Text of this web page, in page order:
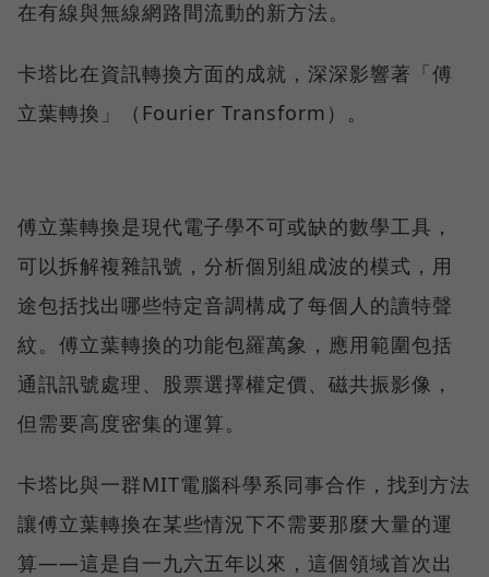
在有線與無線網路間流動的新方法。
卡塔比在資訊轉換方面的成就，深深影響著「傅
立葉轉換」（Fourier Transform）。
傅立葉轉換是現代電子學不可或缺的數學工具，
可以拆解複雜訊號，分析個別組成波的模式，用
途包括找出哪些特定音調構成了每個人的讀特聲
紋。傅立葉轉換的功能包羅萬象，應用範圍包括
通訊訊號處理、股票選擇權定價、磁共振影像，
但需要高度密集的運算。
卡塔比與一群MIT電腦科學系同事合作，找到方法
讓傅立葉轉換在某些情況下不需要那麼大量的運
算――這是自一九六五年以來，這個領域首次出